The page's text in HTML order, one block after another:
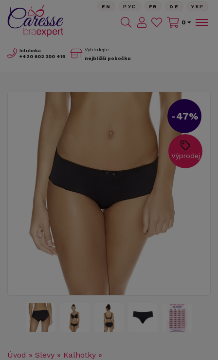
Infolinka
+420 602 300 415
Vyhledejte
nejbližší pobočku
EN РУС FR DE YКР
0
-47%
Výprodej
Úvod » Slevy » Kalhotky »